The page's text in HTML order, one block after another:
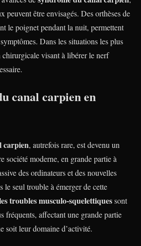
peuvent être envisagés. Des orthèses de
le poignet pendant la nuit, permettent
Dans les situations les plus
chirurgicale visant à libérer le nerf
canal carpien en
carpien, autrefois rare, est devenu un
société moderne, en grande partie à
des ordinateurs et des nouvelles
le seul trouble à émerger de cette
troubles musculo-squelettiquessont
fréquents, affectant une grande partie
soit leur domaine d’activité.